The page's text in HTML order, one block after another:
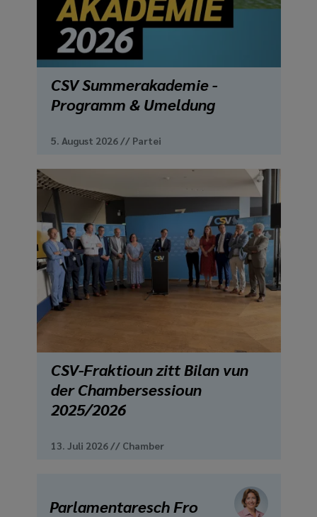
media
links
CSV Summerakademie -
Programm & Umeldung
5. August 2026 // Partei
CSV-Fraktioun zitt Bilan vun
der Chambersessioun
2025/2026
13. Juli 2026 // Chamber
Parlamentaresch Fro